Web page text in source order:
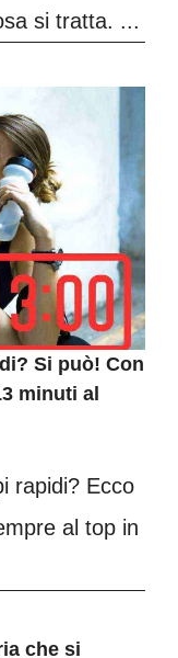
si tratta. ...
Si può! Con
minuti al
rapidi? Ecco
al top in
che si